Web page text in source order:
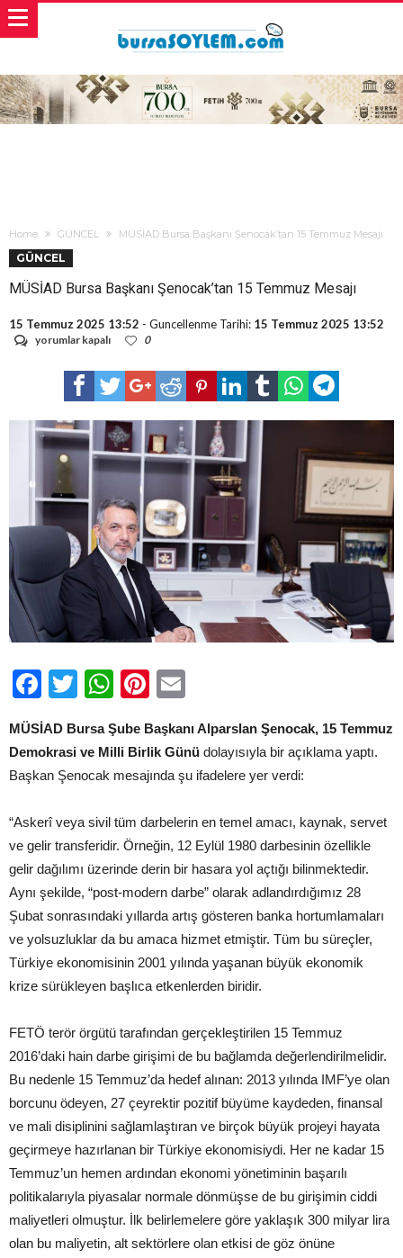
Home GÜNCEL MÜSİAD Bursa Başkanı Şenocak’tan 15 Temmuz Mesajı
GÜNCEL
MÜSİAD Bursa Başkanı Şenocak’tan 15 Temmuz Mesajı
15 Temmuz 2025 13:52 - Guncellenme Tarihi: 15 Temmuz 2025 13:52
MÜSİAD
Başkanı
Şenocak’tan
Mesajı
için
yorumlar kapalı 0
Facebook
TwitterWhatsApp
Pinterest
MÜSİAD Bursa Şube Başkanı Alparslan Şenocak, 15 Temmuz
Demokrasi ve Milli Birlik Günü dolayısıyla bir açıklama yaptı.
Başkan Şenocak mesajında şu ifadelere yer verdi:
“Askerî veya sivil tüm darbelerin en temel amacı, kaynak, servet
ve gelir transferidir. Örneğin, 12 Eylül 1980 darbesinin özellikle
gelir dağılımı üzerinde derin bir hasara yol açtığı bilinmektedir.
Aynı şekilde, “post-modern darbe” olarak adlandırdığımız 28
Şubat sonrasındaki yıllarda artış gösteren banka hortumlamaları
ve yolsuzluklar da bu amaca hizmet etmiştir. Tüm bu süreçler,
Türkiye ekonomisinin 2001 yılında yaşanan büyük ekonomik
krize sürükleyen başlıca etkenlerden biridir.
FETÖ terör örgütü tarafından gerçekleştirilen 15 Temmuz
2016’daki hain darbe girişimi de bu bağlamda değerlendirilmelidir.
Bu nedenle 15 Temmuz’da hedef alınan: 2013 yılında IMF’ye olan
borcunu ödeyen, 27 çeyrektir pozitif büyüme kaydeden, finansal
ve mali disiplinini sağlamlaştıran ve birçok büyük projeyi hayata
geçirmeye hazırlanan bir Türkiye ekonomisiydi. Her ne kadar 15
Temmuz’un hemen ardından ekonomi yönetiminin başarılı
politikalarıyla piyasalar normale dönmüşse de bu girişimin ciddi
maliyetleri olmuştur. İlk belirlemelere göre yaklaşık 300 milyar lira
olan bu maliyetin, alt sektörlere olan etkisi de göz önüne